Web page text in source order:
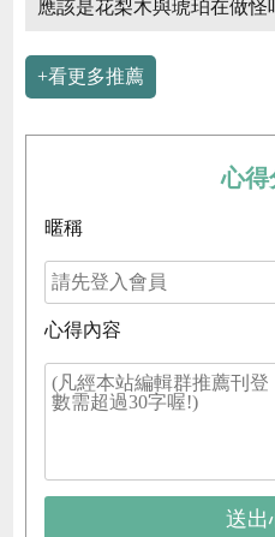
應該是花梨木與琥珀在做怪
+看更多推薦
心得
暱稱
心得內容
送出